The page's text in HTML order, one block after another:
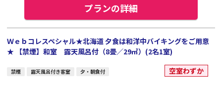
プランの詳細
Ｗｅｂコレスペシャル★北海道 夕食は和洋中バイキングをご用意
★ 【禁煙】和室 露天風呂付（8畳／29㎡）(2名1室)
禁煙 露天風呂付き客室 夕・朝食付 空室わずか